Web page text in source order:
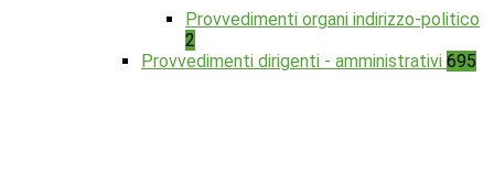
Provvedimenti organi indirizzo-politico
2
Provvedimenti dirigenti - amministrativi 695